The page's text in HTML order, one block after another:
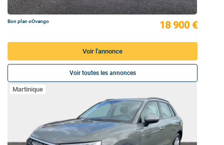
Bon plan oOvango 18 900 €
Voir l'annonce
Voir toutes les annonces
Martinique